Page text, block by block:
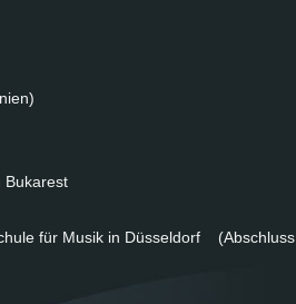
Bu­ka­rest
für Mu­sik in Düs­sel­dorf (Ab­schluss